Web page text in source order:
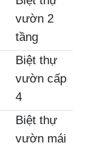
vườn 2
tầng
Biệt thự
vườn cấp
4
Biệt thự
vườn mái